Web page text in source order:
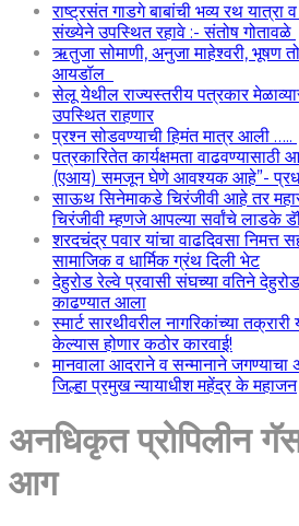
राष्ट्रसंत गाडगे बाबांची भव्य रथ यात्रा
संख्येने उपस्थित रहावे :- संतोष गोतावळे
ऋतुजा सोमाणी, अनुजा माहेश्वरी, भूषण
आयडॉल
सेलू येथील राज्यस्तरीय पत्रकार
उपस्थित राहणार
प्रश्न सोडवण्याची हिमंत मात्र आली …..
पत्रकारितेत कार्यक्षमता
(एआय) समजून घेणे आवश्यक आहे”-
साऊथ सिनेमाकडे चिरंजीवी आहे तर
चिरंजीवी म्हणजे आपल्या सर्वांचे लाडके
शरदचंद्र पवार यांचा वाढदिवसा निमत्त
सामाजिक व धार्मिक ग्रंथ दिली भेट
देहुरोड रेल्वे प्रवासी संघच्या वतिने
काढण्यात आला
स्मार्ट सारथीवरील नागरिकांच्या
केल्यास होणार कठोर कारवाई!
मानवाला आदराने व सन्मानाने जगण्याचा
जिल्हा प्रमुख न्यायाधीश महेंद्र के महाजन
अनधिकृत प्रोपिलीन
आग